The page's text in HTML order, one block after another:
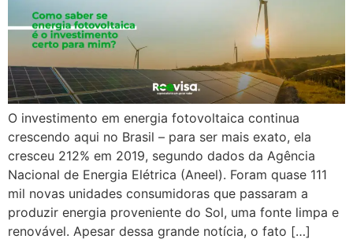
O investimento em energia fotovoltaica continua
crescendo aqui no Brasil – para ser mais exato, ela
cresceu 212% em 2019, segundo dados da Agência
Nacional de Energia Elétrica (Aneel). Foram quase 111
mil novas unidades consumidoras que passaram a
produzir energia proveniente do Sol, uma fonte limpa e
renovável. Apesar dessa grande notícia, o fato […]